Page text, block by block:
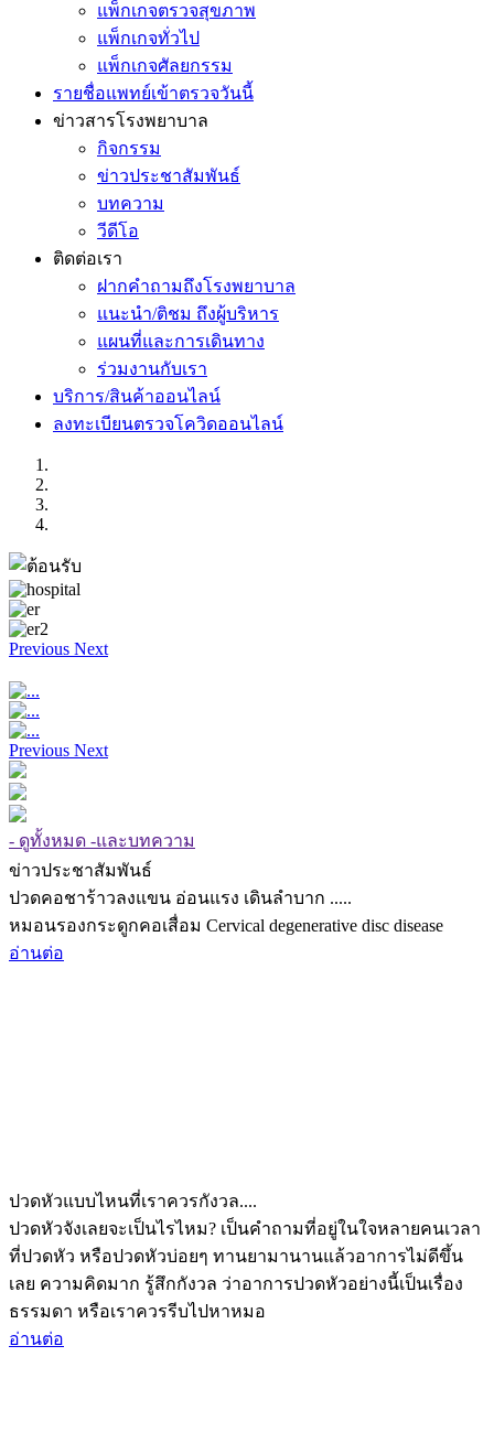
แพ็กเกจตรวจสุขภาพ
แพ็กเกจทั่วไป
แพ็กเกจศัลยกรรม
รายชื่อแพทย์เข้าตรวจวันนี้
ข่าวสารโรงพยาบาล
กิจกรรม
ข่าวประชาสัมพันธ์
บทความ
วีดีโอ
ติดต่อเรา
ฝากคำถามถึงโรงพยาบาล
แนะนำ/ติชม ถึงผู้บริหาร
แผนที่และการเดินทาง
ร่วมงานกับเรา
บริการ/สินค้าออนไลน์
ลงทะเบียนตรวจโควิดออนไลน์
Previous Next
Previous Next
- ดูทั้งหมด -และบทความ
ข่าวประชาสัมพันธ์
ปวดคอชาร้าวลงแขน อ่อนแรง เดินลำบาก .....
หมอนรองกระดูกคอเสื่อม Cervical degenerative disc disease
อ่านต่อ
ปวดหัวแบบไหนที่เราควรกังวล....
ปวดหัวจังเลยจะเป็นไรไหม? เป็นคำถามที่อยู่ในใจหลายคนเวลา
ที่ปวดหัว หรือปวดหัวบ่อยๆ ทานยามานานแล้วอาการไม่ดีขึ้น
เลย ความคิดมาก รู้สึกกังวล ว่าอาการปวดหัวอย่างนี้เป็นเรื่อง
ธรรมดา หรือเราควรรีบไปหาหมอ
อ่านต่อ